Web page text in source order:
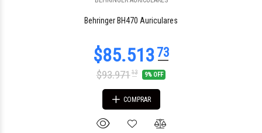
Behringer BH470 Auriculares
$93.97113 9% OFF
COMPRAR